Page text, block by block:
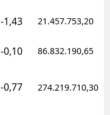
-1,43 21.457.753,20
-0,10 86.832.190,65
-0,77 274.219.710,30